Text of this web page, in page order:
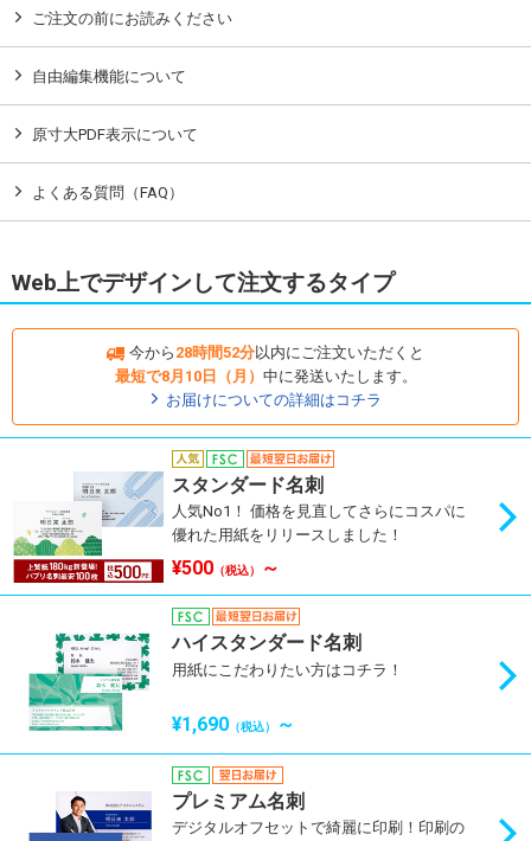
ご注文の前にお読みください
自由編集機能について
原寸大PDF表示について
よくある質問（FAQ）
Web上でデザインして注文するタイプ
今から 28時間52分以内にご注文いただくと
最短で8月10日（月） 中に発送いたします。
お届けについての詳細はコチラ
スタンダード名刺
人気No1！ 価格を見直してさらにコスパに
優れた用紙をリリースしました！
¥500 （税込） ～
ハイスタンダード名刺
用紙にこだわりたい方はコチラ！
¥1,690 （税込） ～
プレミアム名刺
デジタルオフセットで綺麗に印刷！印刷の